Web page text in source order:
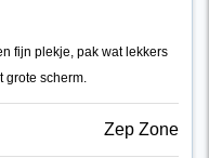
fijn plekje, pak wat lekkers
scherm.
Zep Zone